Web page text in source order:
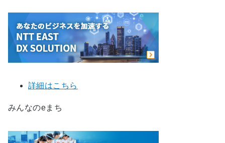
詳細はこちら
みんなのeまち